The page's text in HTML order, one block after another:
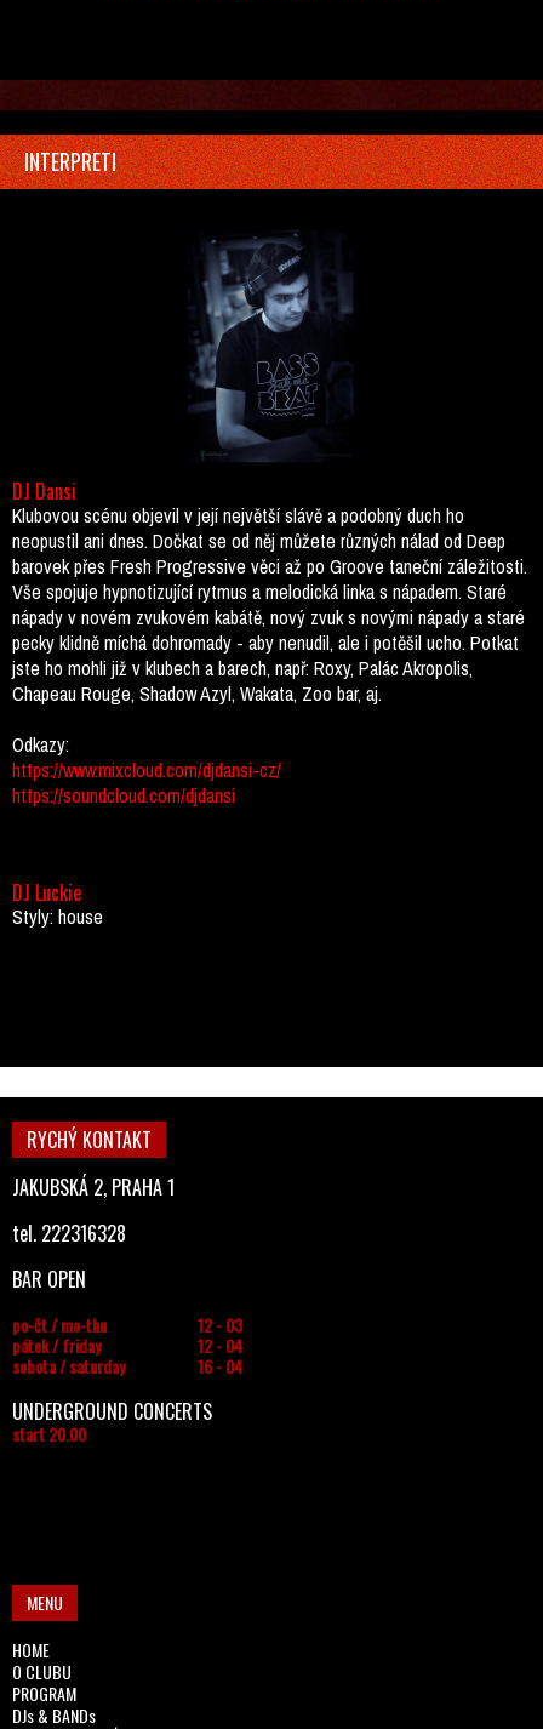
INTERPRETI
DJ Dansi
Klubovou scénu objevil v její největší slávě a podobný duch ho
neopustil ani dnes. Dočkat se od něj můžete různých nálad od Deep
barovek přes Fresh Progressive věci až po Groove taneční záležitosti.
Vše spojuje hypnotizující rytmus a melodická linka s nápadem. Staré
nápady v novém zvukovém kabátě, nový zvuk s novými nápady a staré
pecky klidně míchá dohromady - aby nenudil, ale i potěšil ucho. Potkat
jste ho mohli již v klubech a barech, např: Roxy, Palác Akropolis,
Chapeau Rouge, Shadow Azyl, Wakata, Zoo bar, aj.
Odkazy:
https://www.mixcloud.com/djdansi-cz/
https://soundcloud.com/djdansi
DJ Luckie
Styly: house
RYCHÝ KONTAKT
JAKUBSKÁ 2, PRAHA 1
tel. 222316328
BAR OPEN
po-čt / mo-thu
12 - 03
pátek / friday
12 - 04
sobota / saturday
16 - 04
UNDERGROUND CONCERTS
start 20.00
MENU
HOME
O CLUBU
PROGRAM
DJs & BANDs